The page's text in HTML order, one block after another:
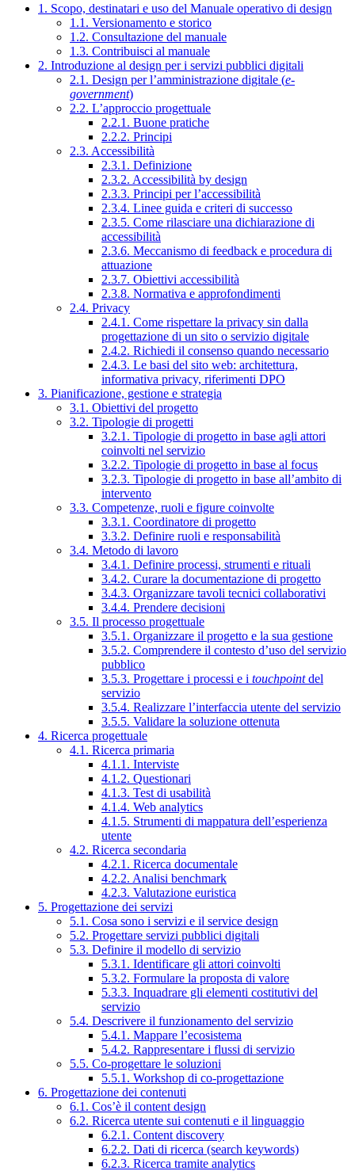
1. Scopo, destinatari e uso del Manuale operativo di design
1.1. Versionamento e storico
1.2. Consultazione del manuale
1.3. Contribuisci al manuale
2. Introduzione al design per i servizi pubblici digitali
2.1. Design per l’amministrazione digitale (e-
government)
2.2. L’approccio progettuale
2.2.1. Buone pratiche
2.2.2. Principi
2.3. Accessibilità
2.3.1. Definizione
2.3.2. Accessibilità by design
2.3.3. Principi per l’accessibilità
2.3.4. Linee guida e criteri di successo
2.3.5. Come rilasciare una dichiarazione di
accessibilità
2.3.6. Meccanismo di feedback e procedura di
attuazione
2.3.7. Obiettivi accessibilità
2.3.8. Normativa e approfondimenti
2.4. Privacy
2.4.1. Come rispettare la privacy sin dalla
progettazione di un sito o servizio digitale
2.4.2. Richiedi il consenso quando necessario
2.4.3. Le basi del sito web: architettura,
informativa privacy, riferimenti DPO
3. Pianificazione, gestione e strategia
3.1. Obiettivi del progetto
3.2. Tipologie di progetti
3.2.1. Tipologie di progetto in base agli attori
coinvolti nel servizio
3.2.2. Tipologie di progetto in base al focus
3.2.3. Tipologie di progetto in base all’ambito di
intervento
3.3. Competenze, ruoli e figure coinvolte
3.3.1. Coordinatore di progetto
3.3.2. Definire ruoli e responsabilità
3.4. Metodo di lavoro
3.4.1. Definire processi, strumenti e rituali
3.4.2. Curare la documentazione di progetto
3.4.3. Organizzare tavoli tecnici collaborativi
3.4.4. Prendere decisioni
3.5. Il processo progettuale
3.5.1. Organizzare il progetto e la sua gestione
3.5.2. Comprendere il contesto d’uso del servizio
pubblico
3.5.3. Progettare i processi e i touchpointdel
servizio
3.5.4. Realizzare l’interfaccia utente del servizio
3.5.5. Validare la soluzione ottenuta
4. Ricerca progettuale
4.1. Ricerca primaria
4.1.1. Interviste
4.1.2. Questionari
4.1.3. Test di usabilità
4.1.4. Web analytics
4.1.5. Strumenti di mappatura dell’esperienza
utente
4.2. Ricerca secondaria
4.2.1. Ricerca documentale
4.2.2. Analisi benchmark
4.2.3. Valutazione euristica
5. Progettazione dei servizi
5.1. Cosa sono i servizi e il service design
5.2. Progettare servizi pubblici digitali
5.3. Definire il modello di servizio
5.3.1. Identificare gli attori coinvolti
5.3.2. Formulare la proposta di valore
5.3.3. Inquadrare gli elementi costitutivi del
servizio
5.4. Descrivere il funzionamento del servizio
5.4.1. Mappare l’ecosistema
5.4.2. Rappresentare i flussi di servizio
5.5. Co-progettare le soluzioni
5.5.1. Workshop di co-progettazione
6. Progettazione dei contenuti
6.1. Cos’è il content design
6.2. Ricerca utente sui contenuti e il linguaggio
6.2.1. Content discovery
6.2.2. Dati di ricerca (search keywords)
6.2.3. Ricerca tramite analytics